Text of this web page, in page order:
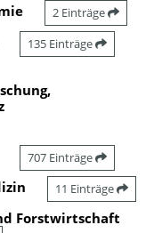
2 Einträge
135 Einträge
707 Einträge
11 Einträge
Forstwirtschaft